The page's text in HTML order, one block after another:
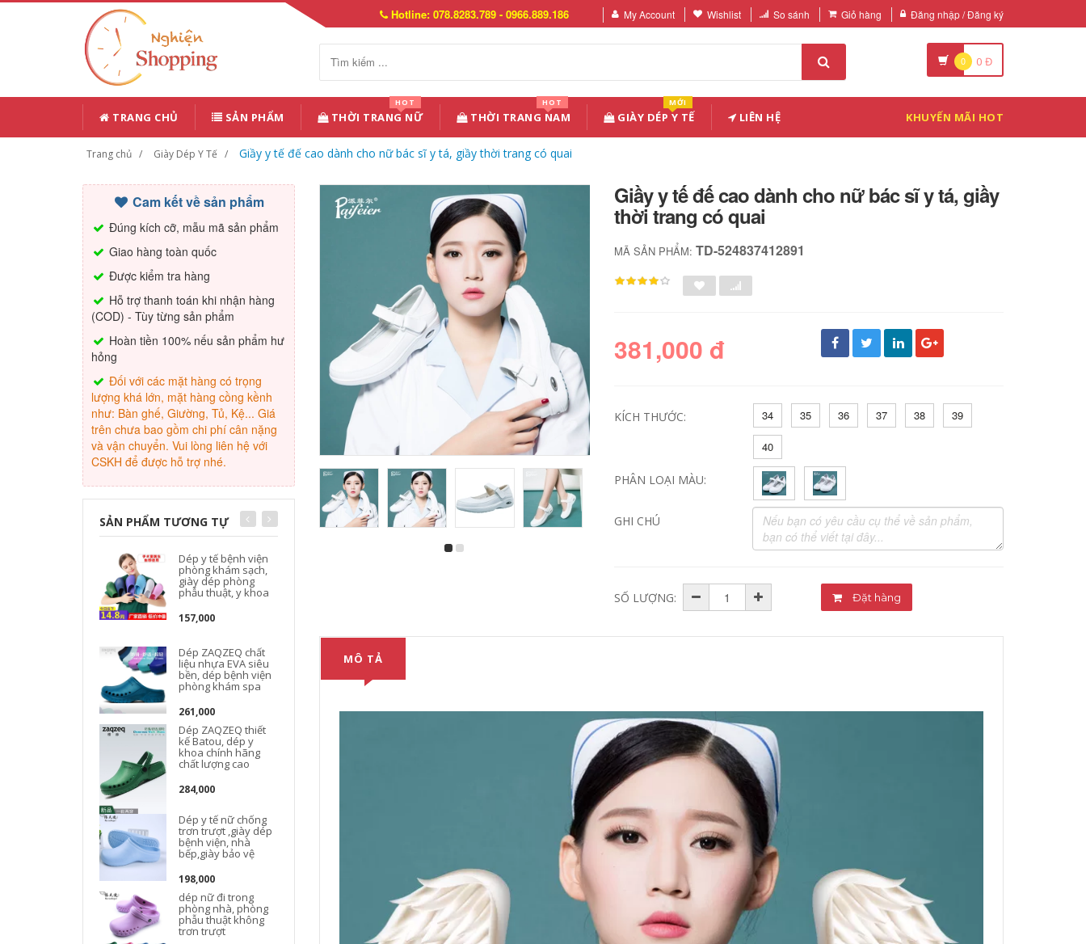
Hotline: 078.8283.789 - 0966.889.186 My Account Wishlist So sánh Giỏ hàng Đăng nhập / Đăng ký
0 0 Đ
TRANG CHỦ SẢN PHẨM THỜI TRANG NỮ
HOT
THỜI TRANG NAM
HOT
GIÀY DÉP Y TẾ
MỚI
LIÊN HỆ KHUYẾN MÃI HOT
Trang chủ Giày Dép Y Tế Giầy y tế đế cao dành cho nữ bác sĩ y tá, giầy thời trang có quai
Cam kết về sản phẩm
Đúng kích cỡ, mẫu mã sản phẩm
Giao hàng toàn quốc
Được kiểm tra hàng
Hỗ trợ thanh toán khi nhận hàng
(COD) - Tùy từng sản phẩm
Hoàn tiền 100% nếu sản phẩm hư
hỏng
Đối với các mặt hàng có trọng
lượng khá lớn, mặt hàng cồng kềnh
như: Bàn ghế, Giường, Tủ, Kệ... Giá
trên chưa bao gồm chi phí cân nặng
và vận chuyển. Vui lòng liên hệ với
CSKH để được hỗ trợ nhé.
SẢN PHẨM TƯƠNG TỰ
Dép y tế bệnh viện
phòng khám sạch,
giày dép phòng
phẫu thuật, y khoa
157,000
Dép ZAQZEQ chất
liệu nhựa EVA siêu
bền, dép bệnh viện
phòng khám spa
261,000
Dép ZAQZEQ thiết
kế Batou, dép y
khoa chính hãng
chất lượng cao
284,000
Dép y tế nữ chống
trơn trượt ,giày dép
bệnh viện, nhà
bếp,giày bảo vệ
198,000
dép nữ đi trong
phòng nhà, phòng
phẫu thuật không
trơn trượt
giày nữ cao cấp,
giày chuyên dụng
trong ngành y, thẩm
Giầy dép cao su
bảo hộ lao động
chuyên dụng trong
nhà bếp, căng tin
333,000
261,000
giày dép phòng mổ
phẫu thuật, dép đầu
bếp không trượt
nam nữ
284,000
giày phẫu thuật
thoáng khí không
trơn trượt đáy mềm
Baotou
177,000
dép nhà tắm,dép
massage chân
chống trơn trượt
siêu hiệu quả
Giầy y tế đế cao dành cho nữ bác sĩ y tá, giầy
thời trang có quai
MÃ SẢN PHẨM:TD-524837412891
381,000 đ
KÍCH THƯỚC: 34 35 36 37 38 39
40
PHÂN LOẠI MÀU:
GHI CHÚ
SỐ LƯỢNG: Đặt hàng
MÔ TẢ